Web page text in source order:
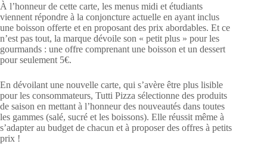
À l’honneur de cette carte, les menus midi et étudiants
viennent répondre à la conjoncture actuelle en ayant inclus
une boisson offerte et en proposant des prix abordables. Et ce
n’est pas tout, la marque dévoile son « petit plus » pour les
gourmands : une offre comprenant une boisson et un dessert
pour seulement 5€.
En dévoilant une nouvelle carte, qui s’avère être plus lisible
pour les consommateurs, Tutti Pizza sélectionne des produits
de saison en mettant à l’honneur des nouveautés dans toutes
les gammes (salé, sucré et les boissons). Elle réussit même à
s’adapter au budget de chacun et à proposer des offres à petits
prix !